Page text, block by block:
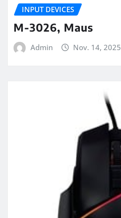
INPUT DEVICES
M-3026, Maus
Admin Nov. 14, 2025